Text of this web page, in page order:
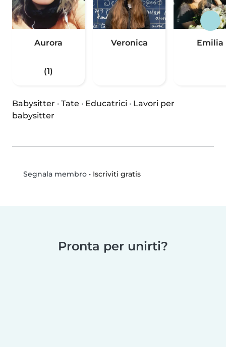
Aurora
(1)
Veronica Emilia
Babysitter · Tate · Educatrici · Lavori per
babysitter
Segnala membro• Iscriviti gratis
Pronta per unirti?